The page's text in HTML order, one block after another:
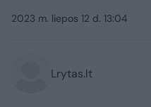
2023 m. liepos 12 d. 13:04
Lrytas.lt